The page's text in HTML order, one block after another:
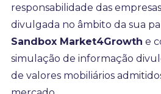
responsabilidade das
divulgada no âmbito da sua
Sandbox Market4Growth e
simulação de informação
de valores mobiliários